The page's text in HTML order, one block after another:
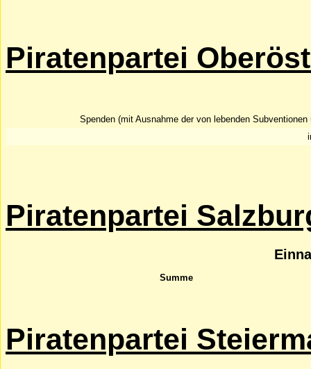
Piratenpartei
Spenden (mit Ausnahme der von lebenden
Piratenpartei
Summe
Piratenpartei